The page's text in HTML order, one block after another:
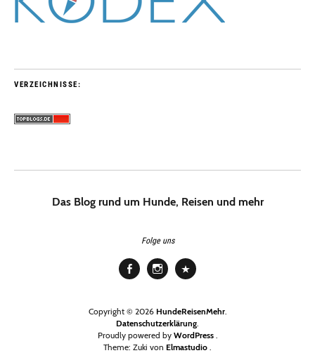
VERZEICHNISSE:
Das Blog rund um Hunde, Reisen und mehr
Folge uns
Copyright © 2026 HundeReisenMehr
Datenschutzerklärung
Proudly powered by WordPress
Theme: Zuki von Elmastudio